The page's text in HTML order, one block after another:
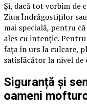
Și, dacă tot vorbim de
Ziua Îndrăgostiților
mai specială, pentru
ales cu intenție.
fața în urs la culcare,
satisfăcător la nivel
Siguranță și
oameni